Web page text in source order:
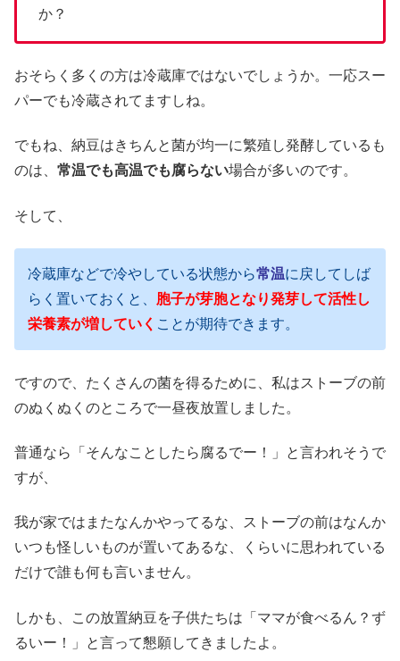
か？
おそらく多くの方は冷蔵庫ではないでしょうか。一応スー
パーでも冷蔵されてますしね。
でもね、納豆はきちんと菌が均一に繁殖し発酵しているも
のは、 常温でも高温でも腐らない場合が多いのです。
そして、
冷蔵庫などで冷やしている状態から常温に戻してしば
らく置いておくと、 胞子が芽胞となり発芽して活性し
栄養素が増していく ことが期待できます。
ですので、たくさんの菌を得るために、私はストーブの前
のぬくぬくのところで一昼夜放置しました。
普通なら「そんなことしたら腐るでー！」と言われそうで
すが、
我が家ではまたなんかやってるな、ストーブの前はなんか
いつも怪しいものが置いてあるな、くらいに思われている
だけで誰も何も言いません。
しかも、この放置納豆を子供たちは「ママが食べるん？ず
るいー！」と言って懇願してきましたよ。